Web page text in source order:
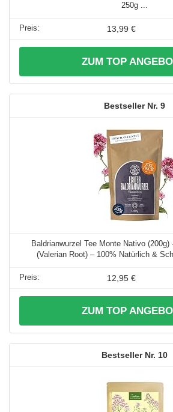
250g ...
13,99 €
ZUM TOP
9
Baldrianwurzel Tee Monte Nativo (200g)
(Valerian Root) – 100% Natürlich &
12,95 €
ZUM TOP
10